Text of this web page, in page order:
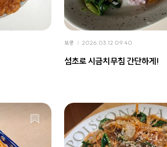
보콩 2026.03.12 09:40
섬초로 시금치무침 간단하게!